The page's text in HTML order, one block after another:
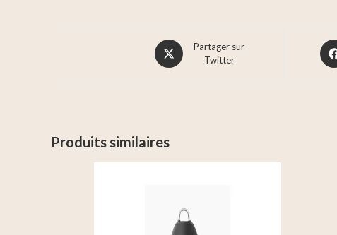
Partager sur
Twitter
Produits similaires